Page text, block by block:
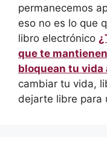
permanecemos
eso no es lo que
libro electrónico
que te
bloquean tu vida
cambiar tu vida,
dejarte libre para